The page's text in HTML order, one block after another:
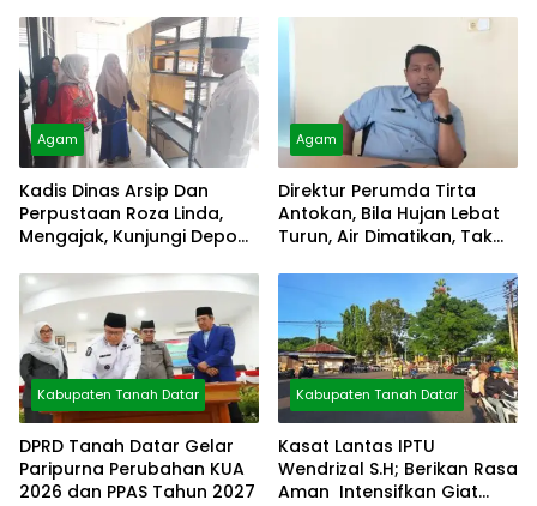
Agam
Kadis Dinas Arsip Dan
Perpustaan Roza Linda,
Mengajak, Kunjungi Depo
Agam
Direktur Perumda Tirta
Antokan, Bila Hujan Lebat
Turun, Air Dimatikan, Tak
Kabupaten Tanah Datar
DPRD Tanah Datar Gelar
Paripurna Perubahan KUA
2026 dan PPAS Tahun 2027
Kabupaten Tanah Datar
Kasat Lantas IPTU
Wendrizal S.H; Berikan Rasa
Aman Intensifkan Giat